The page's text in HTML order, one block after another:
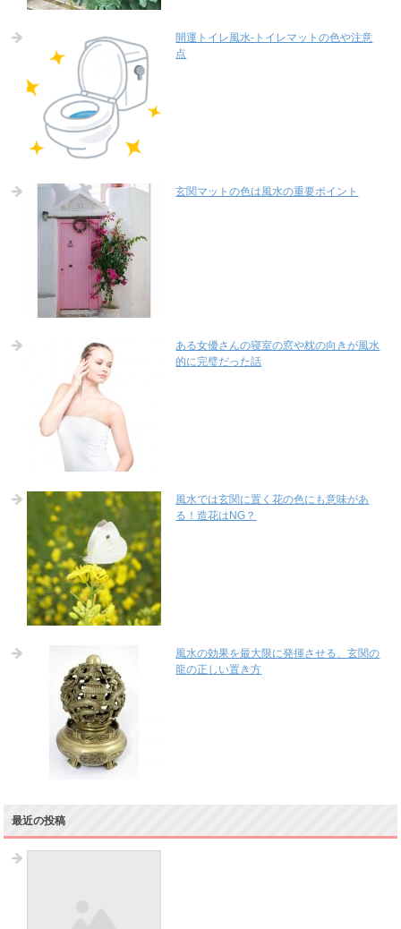
開運トイレ風水-トイレマットの色や注意
点
玄関マットの色は風水の重要ポイント
ある女優さんの寝室の窓や枕の向きが風水
的に完璧だった話
風水では玄関に置く花の色にも意味があ
る！造花はNG？
風水の効果を最大限に発揮させる、玄関の
龍の正しい置き方
最近の投稿